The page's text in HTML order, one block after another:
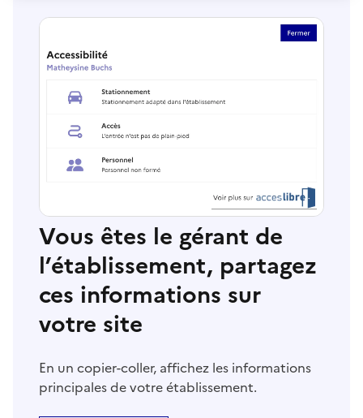
Vous êtes le gérant de
l’établissement, partagez
ces informations sur
votre site
En un copier-coller, affichez les informations
principales de votre établissement.